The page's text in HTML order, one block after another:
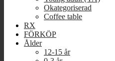
Okategoriserad
Coffee table
RX
FÖRKÖP
Ålder
12-15 år